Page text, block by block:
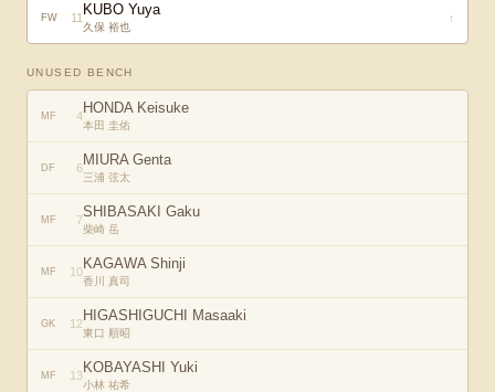
FW 11 KUBO Yuya
久保 裕也
↑
UNUSED BENCH
MF 4HONDA Keisuke
本田 圭佑
DF 6MIURA Genta
三浦 弦太
MF 7SHIBASAKI Gaku
柴崎 岳
MF 10KAGAWA Shinji
香川 真司
GK 12HIGASHIGUCHI Masaaki
東口 順昭
MF 13KOBAYASHI Yuki
小林 祐希